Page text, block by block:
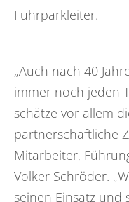
Fuhrparkleiter.
„Auch nach 40
immer noch jeden
schätze vor allem
partnerschaftliche
Mitarbeiter,
Volker Schröder.
seinen Einsatz und